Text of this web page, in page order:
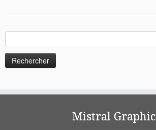
Mistral Graphic